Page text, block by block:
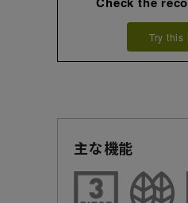
Try this
主な機能